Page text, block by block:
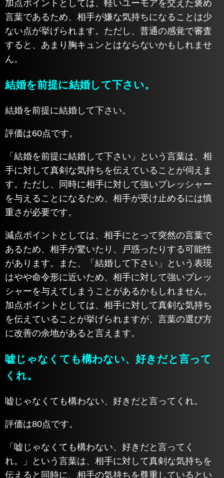
加点ポイントとしては、軽いユーモアを交えた褒め
言葉であるため、相手が嫌な気持ちになることは少
ない点が挙げられます。ただし、普通の感覚で審査
すると、あまり胸キュンとはならないかもしれませ
ん。
結婚を前提に結婚して下さい。
結婚を前提に結婚して下さい。
評価は60点です。
「結婚を前提に結婚して下さい」という言葉は、相
手に対して真剣な気持ちを伝えていることが伺えま
す。ただし、同時に相手に対して強いプレッシャー
を与えることになるため、相手が受け止めるには慎
重さが必要です。
減点ポイントとしては、相手にとって突然の言葉で
あるため、相手が驚いたり、戸惑ったりする可能性
があります。また、「結婚して下さい」という表現
はやや命令形に近いため、相手に対して強いプレッ
シャーを与えてしまうことがあるかもしれません。
加点ポイントとしては、相手に対して真剣な気持ち
を伝えていることが挙げられますが、言葉の選び方
に改善の余地があると言えます。
嘘じゃなくても構わない、好きだと言って
くれ。
嘘じゃなくても構わない、好きだと言ってくれ。
評価は80点です。
「嘘じゃなくても構わない、好きだと言ってく
れ。」という言葉は、相手に対して真剣な気持ちを
伝えると同時に、相手の気持ちを尊重しているとい